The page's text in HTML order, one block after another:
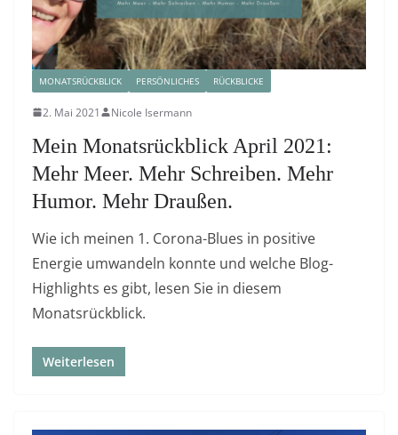
MONATSRÜCKBLICK PERSÖNLICHES RÜCKBLICKE
2. Mai 2021 Nicole Isermann
Mein Monatsrückblick April 2021:
Mehr Meer. Mehr Schreiben. Mehr
Humor. Mehr Draußen.
Wie ich meinen 1. Corona-Blues in positive
Energie umwandeln konnte und welche Blog-
Highlights es gibt, lesen Sie in diesem
Monatsrückblick.
Weiterlesen